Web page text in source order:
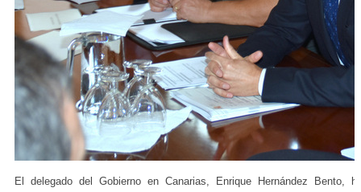
El delegado del Gobierno en Canarias, Enrique Hernández Bento,